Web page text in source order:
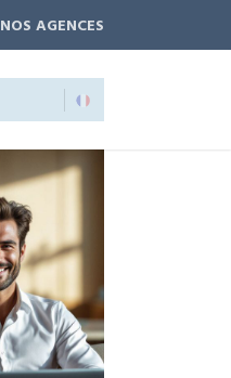
NOS AGENCES